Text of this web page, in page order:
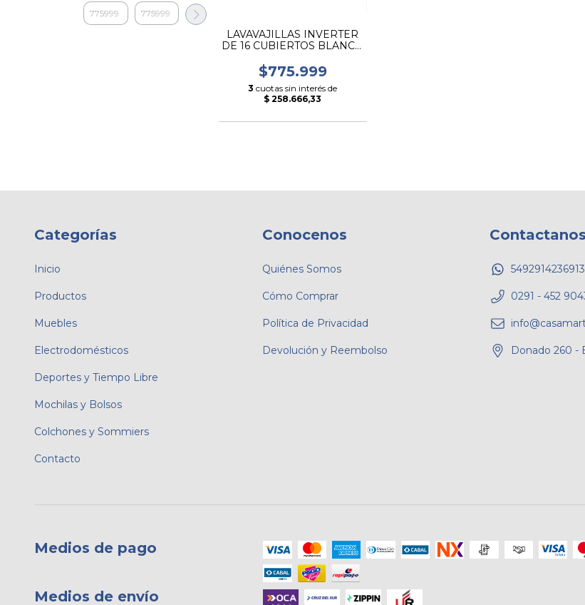
LAVAVAJILLAS INVERTER
DE 16 CUBIERTOS BLANCO
$775.999
3 cuotas sin interés de
$ 258.666,33
Categorías
Inicio
Productos
Muebles
Electrodomésticos
Deportes y Tiempo Libre
Mochilas y Bolsos
Colchones y Sommiers
Contacto
Conocenos
Quiénes Somos
Cómo Comprar
Política de Privacidad
Devolución y Reembolso
Contactanos
5492914236913
0291 - 452
Donado 260 -
Medios de pago
Medios de envío